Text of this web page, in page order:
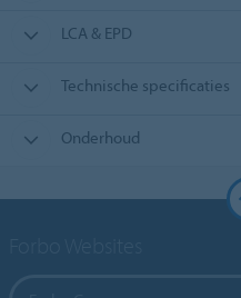
LCA & EPD
Technische specificaties
Onderhoud